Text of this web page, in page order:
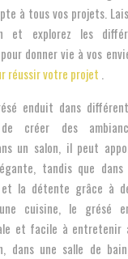
à tous vos projets.
et explorez les
donner vie à vos
réussir votre projet
enduit dans
créer des
un salon, il peut
tandis que
la détente grâce à
cuisine, le grésé
et facile à entretenir
dans une salle de